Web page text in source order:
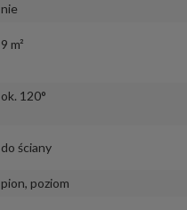
nie
9 m²
ok. 120°
do ściany
pion, poziom